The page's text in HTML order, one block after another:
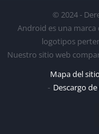
© 2024 -
Android es una marca
logotipos
Nuestro sitio web
Mapa del sitio
Descargo